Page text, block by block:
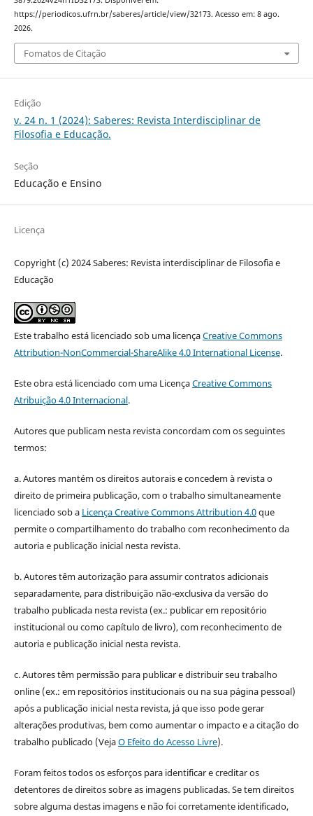
https://periodicos.ufrn.br/saberes/article/view/32173. Acesso em: 8 ago.
2026.
Fomatos de Citação
Edição
v. 24 n. 1 (2024): Saberes: Revista Interdisciplinar de
Filosofia e Educação.
Seção
Educação e Ensino
Licença
Copyright (c) 2024 Saberes: Revista interdisciplinar de Filosofia e
Educação
Este trabalho está licenciado sob uma licençaCreative Commons
Attribution-NonCommercial-ShareAlike 4.0 International License.
Este obra está licenciado com uma LicençaCreative Commons
Atribuição 4.0 Internacional.
Autores que publicam nesta revista concordam com os seguintes
termos:
a. Autores mantém os direitos autorais e concedem à revista o
direito de primeira publicação, com o trabalho simultaneamente
licenciado sob a Licença Creative Commons Attribution 4.0que
permite o compartilhamento do trabalho com reconhecimento da
autoria e publicação inicial nesta revista.
b. Autores têm autorização para assumir contratos adicionais
separadamente, para distribuição não-exclusiva da versão do
trabalho publicada nesta revista (ex.: publicar em repositório
institucional ou como capítulo de livro), com reconhecimento de
autoria e publicação inicial nesta revista.
c. Autores têm permissão para publicar e distribuir seu trabalho
online (ex.: em repositórios institucionais ou na sua página pessoal)
após a publicação inicial nesta revista, já que isso pode gerar
alterações produtivas, bem como aumentar o impacto e a citação do
trabalho publicado (VejaO Efeito do Acesso Livre).
Foram feitos todos os esforços para identificar e creditar os
detentores de direitos sobre as imagens publicadas. Se tem direitos
sobre alguma destas imagens e não foi corretamente identificado,